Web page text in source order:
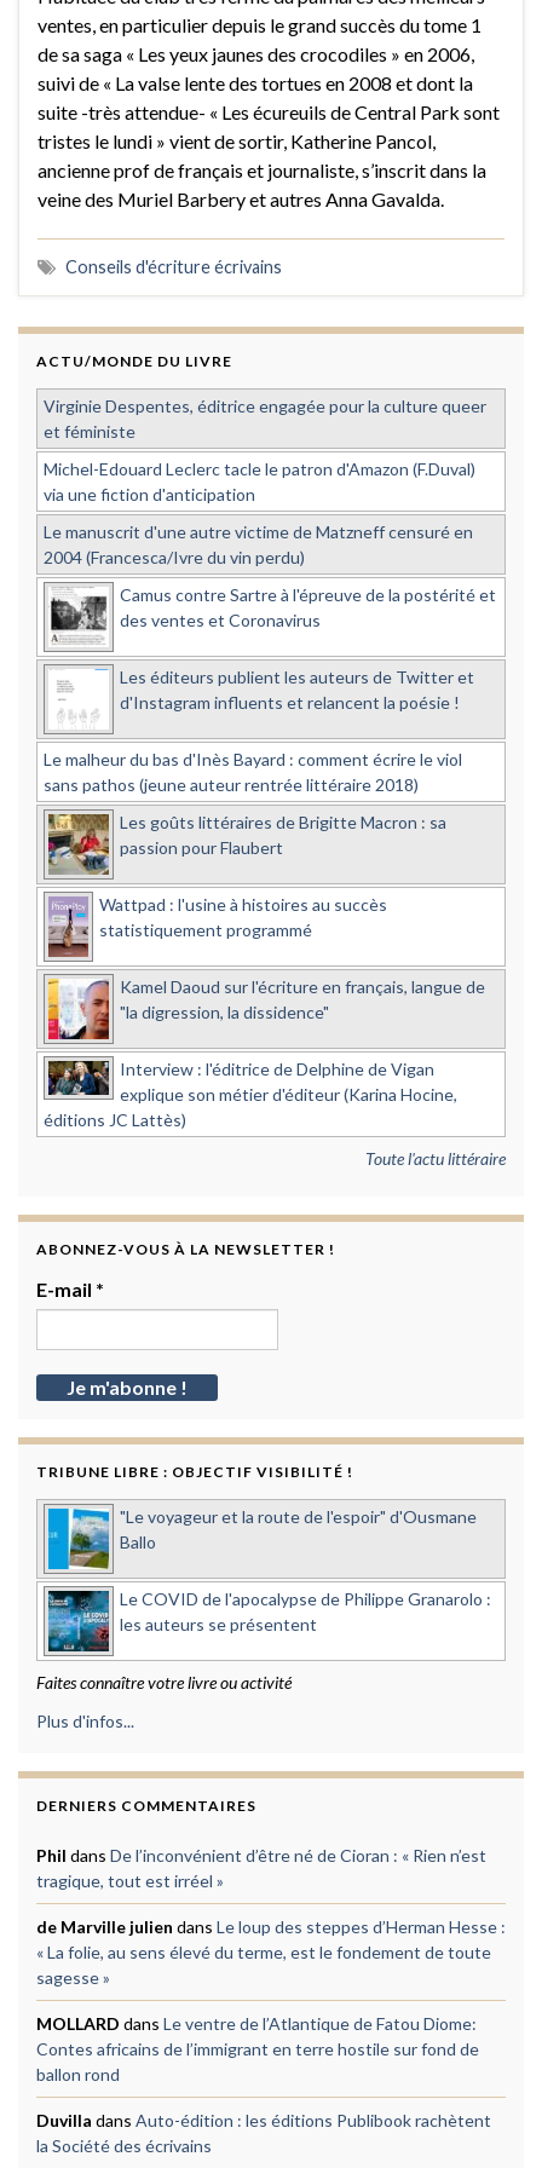
ventes, en particulier depuis le grand succès du tome 1
de sa saga « Les yeux jaunes des crocodiles » en 2006,
suivi de « La valse lente des tortues en 2008 et dont la
suite -très attendue- « Les écureuils de Central Park sont
tristes le lundi » vient de sortir, Katherine Pancol,
ancienne prof de français et journaliste, s’inscrit dans la
veine des Muriel Barbery et autres Anna Gavalda.
Conseils d'écriture écrivains
ACTU/MONDE DU LIVRE
Virginie Despentes, éditrice engagée pour la culture queer
et féministe
Michel-Edouard Leclerc tacle le patron d'Amazon (F.Duval)
via une fiction d'anticipation
Le manuscrit d'une autre victime de Matzneff censuré en
2004 (Francesca/Ivre du vin perdu)
Camus contre Sartre à l'épreuve de la postérité et
des ventes et Coronavirus
Les éditeurs publient les auteurs de Twitter et
d'Instagram influents et relancent la poésie !
Le malheur du bas d'Inès Bayard : comment écrire le viol
sans pathos (jeune auteur rentrée littéraire 2018)
Les goûts littéraires de Brigitte Macron : sa
passion pour Flaubert
Wattpad : l'usine à histoires au succès
statistiquement programmé
Kamel Daoud sur l'écriture en français, langue de
"la digression, la dissidence"
Interview : l'éditrice de Delphine de Vigan
explique son métier d'éditeur (Karina Hocine,
éditions JC Lattès)
Toute l'actu littéraire
ABONNEZ-VOUS À LA NEWSLETTER !
E-mail *
TRIBUNE LIBRE : OBJECTIF VISIBILITÉ !
"Le voyageur et la route de l'espoir" d'Ousmane
Ballo
Le COVID de l'apocalypse de Philippe Granarolo :
les auteurs se présentent
Faites connaître votre livre ou activité
Plus d'infos...
DERNIERS COMMENTAIRES
Phil dans De l’inconvénient d’être né de Cioran : « Rien n’est
tragique, tout est irréel »
de Marville julien dans Le loup des steppes d’Herman Hesse :
« La folie, au sens élevé du terme, est le fondement de toute
sagesse »
MOLLARD dans Le ventre de l’Atlantique de Fatou Diome:
Contes africains de l’immigrant en terre hostile sur fond de
ballon rond
Duvilla dans Auto-édition : les éditions Publibook rachètent
la Société des écrivains